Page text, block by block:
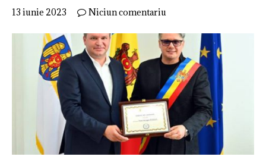
13 iunie 2023 Niciun comentariu